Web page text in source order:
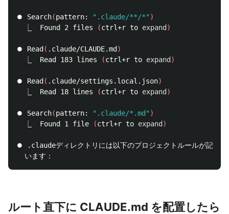
⏺ Search(pattern: ".claude/**/*" )
  ⎿  Found 2 files
(ctrl+r to expand )
⏺ Read ( .claude/CLAUDE.md )
  ⎿  Read 183 lines
(ctrl+r to expand )
⏺ Read ( .claude/settings.local.json)
  ⎿  Read 18 lines
(ctrl+r to expand )
⏺ Search(pattern: ".claude/*.md" )
  ⎿  Found 1 file
(ctrl+r to expand )
⏺ .claudeディレクトリには以下のプロジェクトルールが記載さ
ルート直下に CLAUDE.md を配置したら